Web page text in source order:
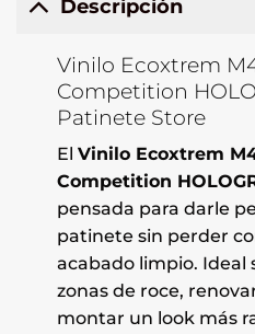
Descripción
Vinilo Ecoxtrem
Competition
Patinete Store
El Vinilo Ecoxtrem
Competition
pensada para darle
patinete sin perder
acabado limpio. Ideal
zonas de roce,
montar un look más